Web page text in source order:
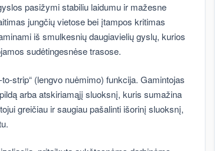
pasižymi stabiliu laidumu ir mažesne
jungčių vietose bei įtampos kritimas
iš smulkesnių daugiavielių gyslų, kurios
sudėtingesnėse trasose.
strip“ (lengvo nuėmimo) funkcija. Gamintojas
arba atskiriamąjį sluoksnį, kuris sumažina
greičiau ir saugiau pašalinti išorinį sluoksnį,